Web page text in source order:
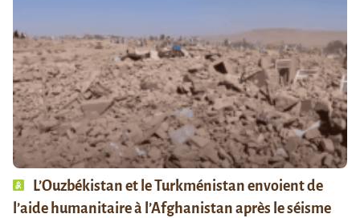
L’Ouzbékistan et le Turkménistan envoient de
l’aide humanitaire à l’Afghanistan après le séisme